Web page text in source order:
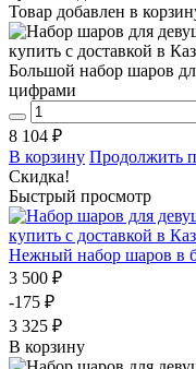
Товар добавлен в
Большой набор шаров
цифрами
8 104 ₽
В корзину Продолжить
Скидка!
Быстрый просмотр
Нежный набор шаров в
3 500 ₽
-175 ₽
3 325 ₽
В корзину